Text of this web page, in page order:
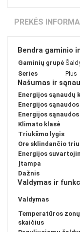
PREKĖS
Bendra gaminio
Gaminių grupė
Series
Plus
Našumas ir
Energijos sąnaudų
Energijos
Energijos
Klimato klasė
Triukšmo lygis
Ore sklindančio
Energijos
Įtampa
Dažnis
Valdymas ir
Valdymas
Temperatūros zonų
skaičius